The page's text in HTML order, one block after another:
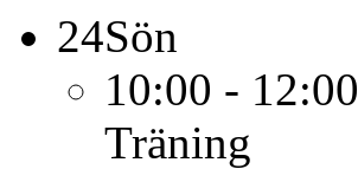
24Sön
10:00 - 12:00
Träning